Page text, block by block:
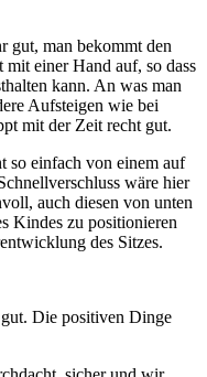
gut, man bekommt den
einer Hand auf, so dass
kann. An was man
Aufsteigen wie bei
mit der Zeit recht gut.
so einfach von einem auf
wäre hier
auch diesen von unten
Kindes zu positionieren
des Sitzes.
Die positiven Dinge